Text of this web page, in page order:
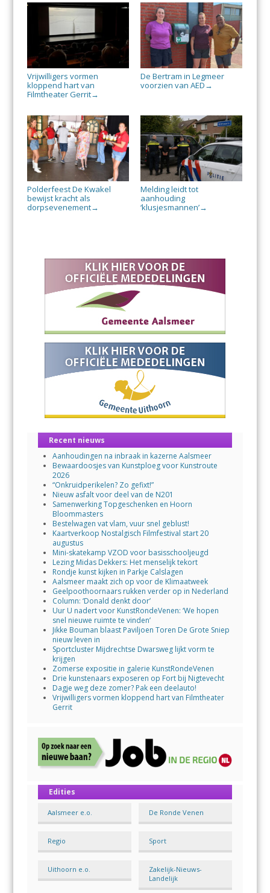
Vrijwilligers vormen
kloppend hart van
Filmtheater Gerrit→
De Bertram in Legmeer
voorzien van AED →
Polderfeest De Kwakel
bewijst kracht als
dorpsevenement→
Melding leidt tot
aanhouding
‘klusjesmannen’→
Recent nieuws
Aanhoudingen na inbraak in kazerne Aalsmeer
Bewaardoosjes van Kunstploeg voor Kunstroute
2026
“Onkruidperikelen? Zo gefixt!”
Nieuw asfalt voor deel van de N201
Samenwerking Topgeschenken en Hoorn
Bloommasters
Bestelwagen vat vlam, vuur snel geblust!
Kaartverkoop Nostalgisch Filmfestival start 20
augustus
Mini-skatekamp VZOD voor basisschooljeugd
Lezing Midas Dekkers: Het menselijk tekort
Rondje kunst kijken in Parkje Calslagen
Aalsmeer maakt zich op voor de Klimaatweek
Geelpoothoornaars rukken verder op in Nederland
Column: ‘Donald denkt door’
Uur U nadert voor KunstRondeVenen: ‘We hopen
snel nieuwe ruimte te vinden’
Jikke Bouman blaast Paviljoen Toren De Grote Sniep
nieuw leven in
Sportcluster Mijdrechtse Dwarsweg lijkt vorm te
krijgen
Zomerse expositie in galerie KunstRondeVenen
Drie kunstenaars exposeren op Fort bij Nigtevecht
Dagje weg deze zomer? Pak een deelauto!
Vrijwilligers vormen kloppend hart van Filmtheater
Gerrit
Edities
Aalsmeer e.o. De Ronde Venen
Regio Sport
Uithoorn e.o.
Zakelijk-Nieuws-
Landelijk